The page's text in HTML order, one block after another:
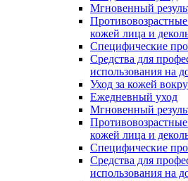
Мгновенный
Противовозрастные
кожей лица и
Специфические
Средства для
использования на
Уход за кожей
Ежедневный уход
Мгновенный
Противовозрастные
кожей лица и
Специфические
Средства для
использования на